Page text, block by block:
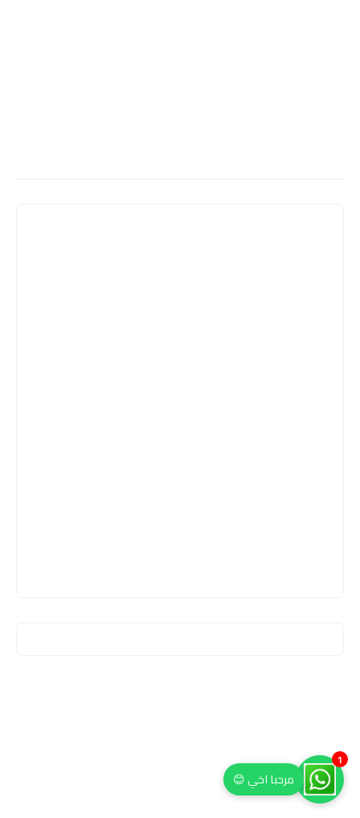
مرحبا اخي 😊